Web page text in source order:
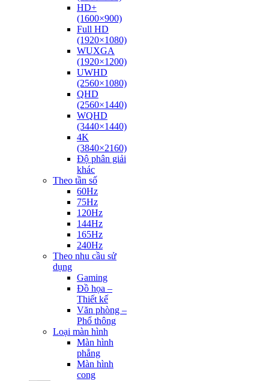
HD+
(1600×900)
Full HD
(1920×1080)
WUXGA
(1920×1200)
UWHD
(2560×1080)
QHD
(2560×1440)
WQHD
(3440×1440)
4K
(3840×2160)
Độ phân giải
khác
Theo tần số
60Hz
75Hz
120Hz
144Hz
165Hz
240Hz
Theo nhu cầu sử
dụng
Gaming
Đồ họa –
Thiết kế
Văn phòng –
Phổ thông
Loại màn hình
Màn hình
phẳng
Màn hình
cong